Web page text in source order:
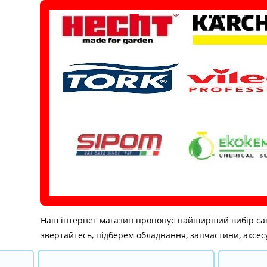
Наш інтернет магазин пропонує найширший вибір
звертайтесь, підберем обладнання, запчастини,